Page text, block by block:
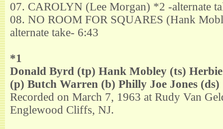
07. CAROLYN (Lee Morgan) *2 -alternate
08. NO ROOM FOR SQUARES (Hank
alternate take- 6:43
*1
Donald Byrd (tp) Hank Mobley (ts)
(p) Butch Warren (b) Philly Joe Jones (ds)
Recorded on March 7, 1963 at Rudy Van
Englewood Cliffs, NJ.